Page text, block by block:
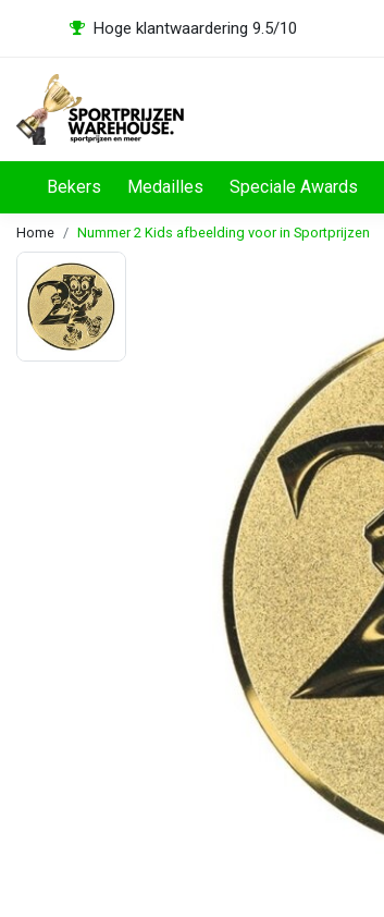
Hoge klantwaardering 9.5/10
Bekers Medailles Speciale Awards
Home Nummer 2 Kids afbeelding voor in Sportprijzen